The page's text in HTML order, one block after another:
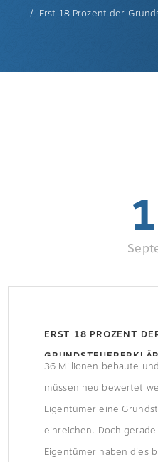
Erst 18 Prozent der
ERST 18 PROZENT
36 Millionen bebaute
müssen neu bewertet
Eigentümer eine
einreichen. Doch
Eigentümer haben dies